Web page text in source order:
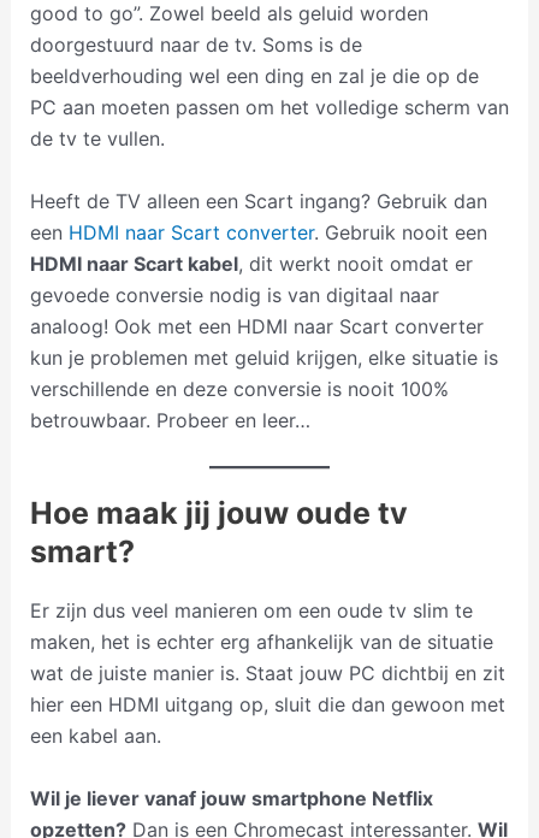
good to go”. Zowel beeld als geluid worden
doorgestuurd naar de tv. Soms is de
beeldverhouding wel een ding en zal je die op de
PC aan moeten passen om het volledige scherm van
de tv te vullen.
Heeft de TV alleen een Scart ingang? Gebruik dan
een HDMI naar Scart converter. Gebruik nooit een
HDMI naar Scart kabel, dit werkt nooit omdat er
gevoede conversie nodig is van digitaal naar
analoog! Ook met een HDMI naar Scart converter
kun je problemen met geluid krijgen, elke situatie is
verschillende en deze conversie is nooit 100%
betrouwbaar. Probeer en leer…
Hoe maak jij jouw oude tv
smart?
Er zijn dus veel manieren om een oude tv slim te
maken, het is echter erg afhankelijk van de situatie
wat de juiste manier is. Staat jouw PC dichtbij en zit
hier een HDMI uitgang op, sluit die dan gewoon met
een kabel aan.
Wil je liever vanaf jouw smartphone Netflix
opzetten?Dan is een Chromecast interessanter. Wil